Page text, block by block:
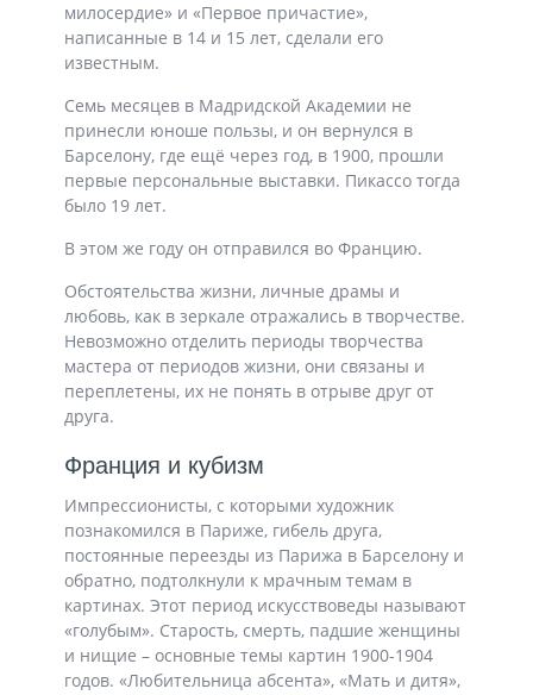
милосердие» и «Первое причастие»,
написанные в 14 и 15 лет, сделали его
известным.
Семь месяцев в Мадридской Академии не
принесли юноше пользы, и он вернулся в
Барселону, где ещё через год, в 1900, прошли
первые персональные выставки. Пикассо тогда
было 19 лет.
В этом же году он отправился во Францию.
Обстоятельства жизни, личные драмы и
любовь, как в зеркале отражались в творчестве.
Невозможно отделить периоды творчества
мастера от периодов жизни, они связаны и
переплетены, их не понять в отрыве друг от
друга.
Франция и кубизм
Импрессионисты, с которыми художник
познакомился в Париже, гибель друга,
постоянные переезды из Парижа в Барселону и
обратно, подтолкнули к мрачным темам в
картинах. Этот период искусствоведы называют
«голубым». Старость, смерть, падшие женщины
и нищие – основные темы картин 1900-1904
годов. «Любительница абсента», «Мать и дитя»,